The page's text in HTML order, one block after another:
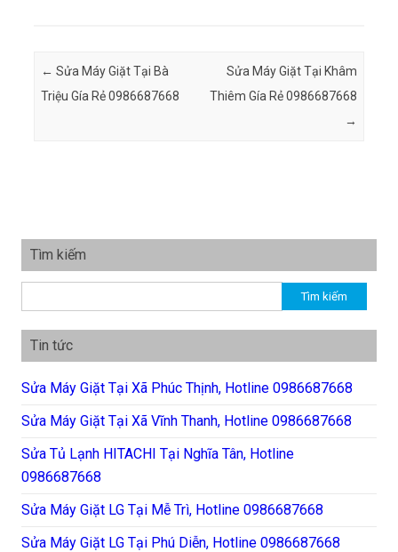
Post navigation
← Sửa Máy Giặt Tại Bà
Triệu Gía Rẻ 0986687668
Sửa Máy Giặt Tại Khâm
Thiêm Gía Rẻ 0986687668
→
Tìm kiếm
Tin tức
Sửa Máy Giặt Tại Xã Phúc Thịnh, Hotline 0986687668
Sửa Máy Giặt Tại Xã Vĩnh Thanh, Hotline 0986687668
Sửa Tủ Lạnh HITACHI Tại Nghĩa Tân, Hotline
0986687668
Sửa Máy Giặt LG Tại Mễ Trì, Hotline 0986687668
Sửa Máy Giặt LG Tại Phú Diễn, Hotline 0986687668